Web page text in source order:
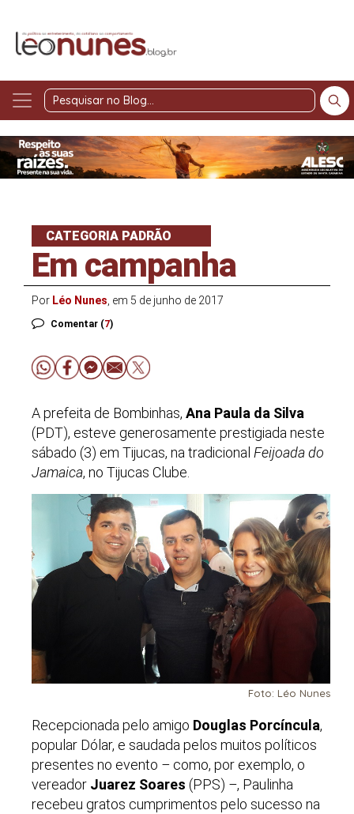
Pesquisar
Blog
CATEGORIA PADRÃO
Em campanha
Por Léo Nunes , em 5 de junho de 2017
Comentar (7)
A prefeita de Bombinhas, Ana Paula da Silva
(PDT), esteve generosamente prestigiada neste
sábado (3) em Tijucas, na tradicional Feijoada do
Jamaica, no Tijucas Clube.
Foto: Léo Nunes
Recepcionada pelo amigo Douglas Porcíncula,
popular Dólar, e saudada pelos muitos políticos
presentes no evento – como, por exemplo, o
vereador Juarez Soares (PPS) –, Paulinha
recebeu gratos cumprimentos pelo sucesso na